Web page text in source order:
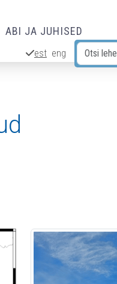
ABI JA JUHISED
est eng